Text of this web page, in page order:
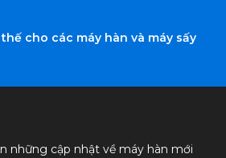
cho các máy hàn và máy sấy
những cập nhật về máy hàn mới